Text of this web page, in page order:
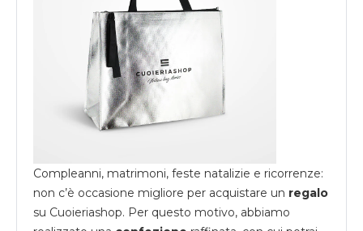
Compleanni, matrimoni, feste natalizie e ricorrenze:
non c’è occasione migliore per acquistare un regalo
su Cuoieriashop. Per questo motivo, abbiamo